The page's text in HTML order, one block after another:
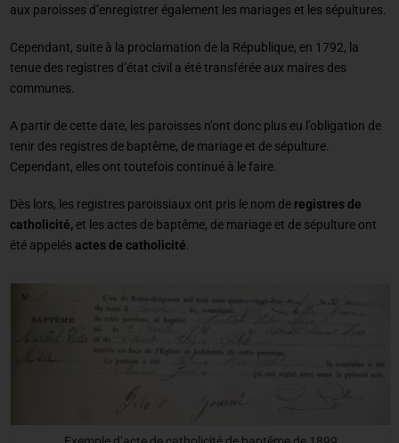
aux paroisses d’enregistrer également les mariages et les sépultures.
Cependant, suite à la proclamation de la République, en 1792, la
tenue des registres d’état civil a été transférée aux maires des
communes.
A partir de cette date, les paroisses n’ont donc plus eu l’obligation de
tenir des registres de baptême, de mariage et de sépulture.
Cependant, elles ont toutefois continué à le faire.
Dès lors, les registres paroissiaux ont pris le nom de registres de
catholicité, et les actes de baptême, de mariage et de sépulture ont
été appelésactes de catholicité